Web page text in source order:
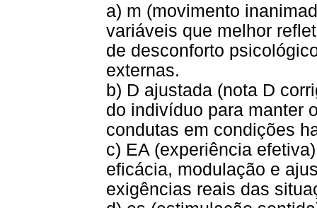
a) m (movimento
variáveis que melhor
de desconforto
externas.
b) D ajustada (nota D
do indivíduo para manter
condutas em condições
c) EA (experiência
eficácia, modulação e
exigências reais das